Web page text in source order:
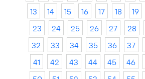
13
14 15 16 17 18 19
23
24 25 26 27 28
32
33 34 35 36 37
41
42 43 44 45 46